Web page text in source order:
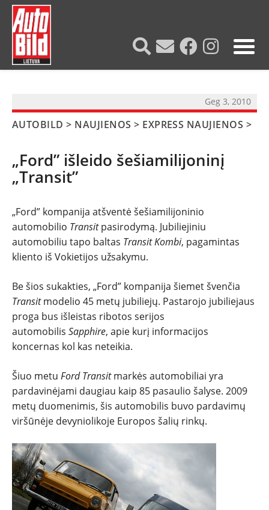
NAUJIENOS
TESTAI
NAUJI
NAUDOTI
REPORTAŽAI
SPORTAS
PATARIMAI
ĮVAIRENYBĖS
Geg 3, 2010
AUTOBILD > NAUJIENOS > EXPRESS NAUJIENOS >
„Ford” išleido šešiamilijoninį
„Transit”
„Ford” kompanija atšventė šešiamilijoninio
automobilio Transitpasirodymą. Jubiliejiniu
automobiliu tapo baltas Transit Kombi, pagamintas
kliento iš Vokietijos užsakymu.
Be šios sukakties, „Ford” kompanija šiemet švenčia
Transitmodelio 45 metų jubiliejų. Pastarojo jubiliejaus
proga bus išleistas ribotos serijos
automobilis Sapphire, apie kurį informacijos
koncernas kol kas neteikia.
Šiuo metu Ford Transitmarkės automobiliai yra
pardavinėjami daugiau kaip 85 pasaulio šalyse. 2009
metų duomenimis, šis automobilis buvo pardavimų
viršūnėje devyniolikoje Europos šalių rinkų.